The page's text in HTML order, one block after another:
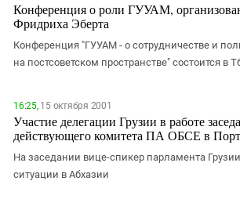
Конференция о роли ГУУАМ,
Фридриха Эберта
Конференция "ГУУАМ - о сотрудничестве и
на постсоветском пространстве" состоится в
16:25,15 октября 2001
Участие делегации Грузии в работе
действующего комитета ПА ОБСЕ в
На заседании вице-спикер парламента
ситуации в Абхазии